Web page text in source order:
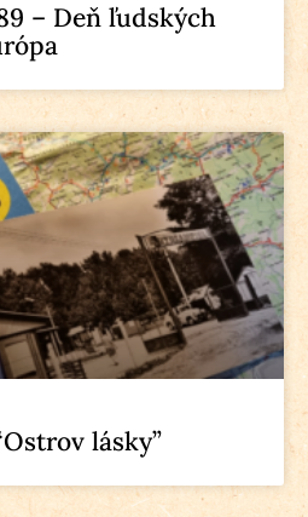
– Deň ľudských
lásky”